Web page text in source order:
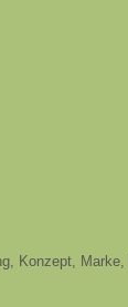
Konzept,